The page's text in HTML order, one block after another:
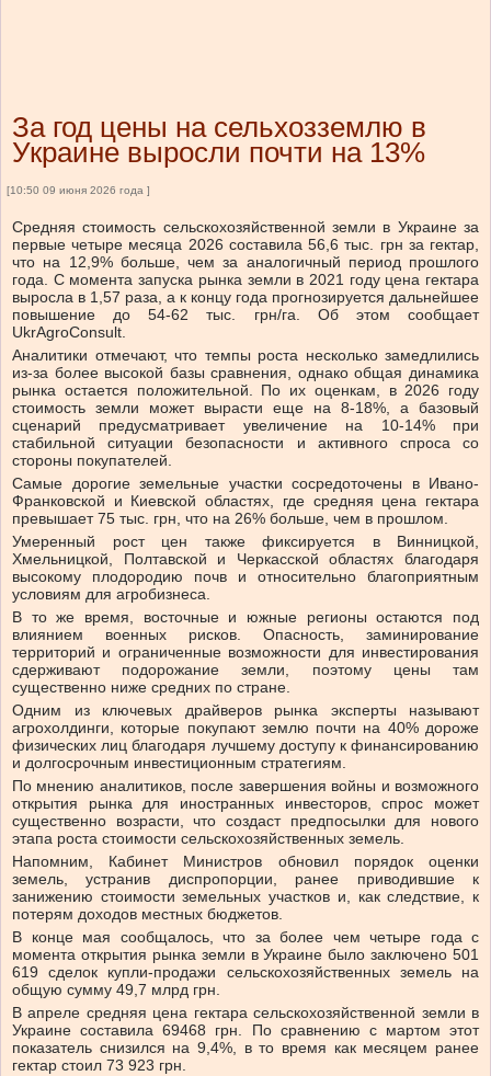
За год цены на сельхозземлю в
Украине выросли почти на 13%
[10:50 09 июня 2026 года ]
Средняя стоимость сельскохозяйственной земли в Украине за
первые четыре месяца 2026 составила 56,6 тыс. грн за гектар,
что на 12,9% больше, чем за аналогичный период прошлого
года. С момента запуска рынка земли в 2021 году цена гектара
выросла в 1,57 раза, а к концу года прогнозируется дальнейшее
повышение до 54-62 тыс. грн/га. Об этом сообщает
UkrAgroConsult.
Аналитики отмечают, что темпы роста несколько замедлились
из-за более высокой базы сравнения, однако общая динамика
рынка остается положительной. По их оценкам, в 2026 году
стоимость земли может вырасти еще на 8-18%, а базовый
сценарий предусматривает увеличение на 10-14% при
стабильной ситуации безопасности и активного спроса со
стороны покупателей.
Самые дорогие земельные участки сосредоточены в Ивано-
Франковской и Киевской областях, где средняя цена гектара
превышает 75 тыс. грн, что на 26% больше, чем в прошлом.
Умеренный рост цен также фиксируется в Винницкой,
Хмельницкой, Полтавской и Черкасской областях благодаря
высокому плодородию почв и относительно благоприятным
условиям для агробизнеса.
В то же время, восточные и южные регионы остаются под
влиянием военных рисков. Опасность, заминирование
территорий и ограниченные возможности для инвестирования
сдерживают подорожание земли, поэтому цены там
существенно ниже средних по стране.
Одним из ключевых драйверов рынка эксперты называют
агрохолдинги, которые покупают землю почти на 40% дороже
физических лиц благодаря лучшему доступу к финансированию
и долгосрочным инвестиционным стратегиям.
По мнению аналитиков, после завершения войны и возможного
открытия рынка для иностранных инвесторов, спрос может
существенно возрасти, что создаст предпосылки для нового
этапа роста стоимости сельскохозяйственных земель.
Напомним, Кабинет Министров обновил порядок оценки
земель, устранив диспропорции, ранее приводившие к
занижению стоимости земельных участков и, как следствие, к
потерям доходов местных бюджетов.
В конце мая сообщалось, что за более чем четыре года с
момента открытия рынка земли в Украине было заключено 501
619 сделок купли-продажи сельскохозяйственных земель на
общую сумму 49,7 млрд грн.
В апреле средняя цена гектара сельскохозяйственной земли в
Украине составила 69468 грн. По сравнению с мартом этот
показатель снизился на 9,4%, в то время как месяцем ранее
гектар стоил 73 923 грн.